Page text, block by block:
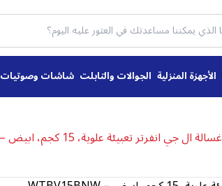
الأجهزة المنزلية الجوالات والتابلت شاشات وصوتيات
غسالة ال جي انفرتر تعبيئة علوية، 15 كجم، ابيض – WTBV15BNW